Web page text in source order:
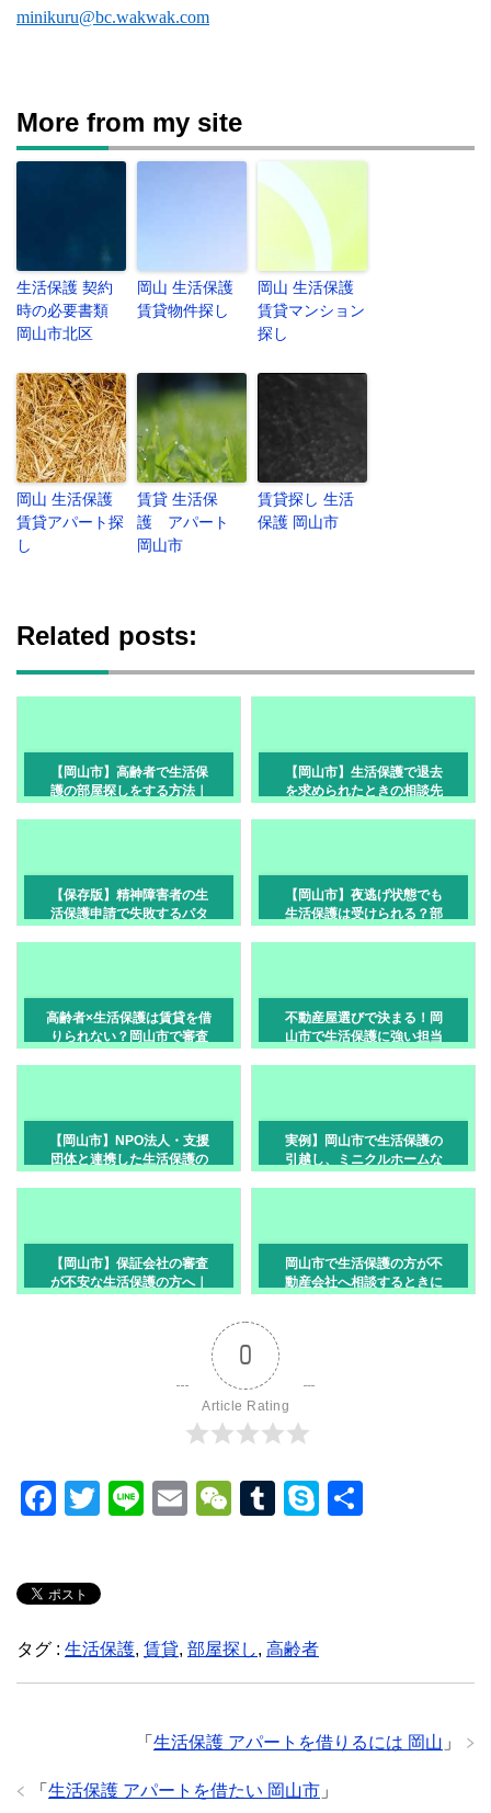
minikuru@bc.wakwak.com
More from my site
生活保護 契約
時の必要書類
岡山市北区
岡山 生活保護
賃貸物件探し
岡山 生活保護
賃貸マンション
探し
岡山 生活保護
賃貸アパート探
し
賃貸 生活保
護 アパート
岡山市
賃貸探し 生活
保護 岡山市
Related posts:
【岡山市】高齢者で生活保
護の部屋探しをする方法｜
【岡山市】生活保護で退去
を求められたときの相談先
【保存版】精神障害者の生
活保護申請で失敗するパタ
【岡山市】夜逃げ状態でも
生活保護は受けられる？部
高齢者×生活保護は賃貸を借
りられない？岡山市で審査
不動産屋選びで決まる！岡
山市で生活保護に強い担当
【岡山市】NPO法人・支援
団体と連携した生活保護の
実例】岡山市で生活保護の
引越し、ミニクルホームな
【岡山市】保証会社の審査
が不安な生活保護の方へ｜
岡山市で生活保護の方が不
動産会社へ相談するときに
0
Article Rating
F
e
b
o
T
er
Li
E
W
at
T
r
S
タグ : 生活保護, 賃貸, 部屋探し, 高齢者
「 生活保護 アパートを借りるには 岡山 」
「 生活保護 アパートを借たい 岡山市 」